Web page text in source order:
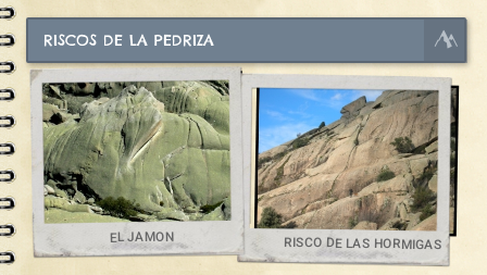
RISCOS DE LA PEDRIZA
EL JAMON RISCO DE LAS HORMIGAS